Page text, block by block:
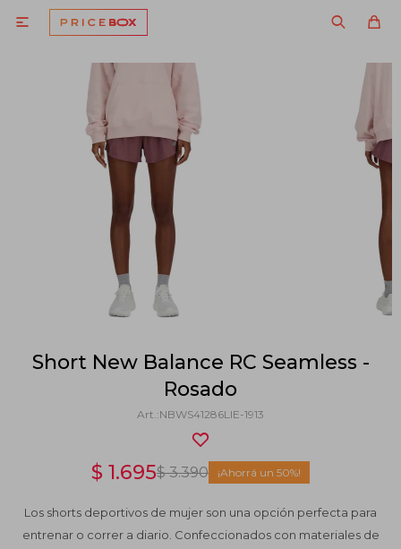

Short New Balance RC Seamless -
Rosado
NBWS41286LIE-1913
$ 1.695$ 3.390 50
Los shorts deportivos de mujer son una opción perfecta para
entrenar o correr a diario. Confeccionados con materiales de